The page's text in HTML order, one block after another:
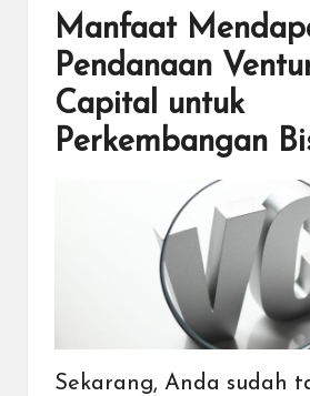
Manfaat
Pendanaan
Capital untuk
Perkembangan
Sekarang, Anda sudah